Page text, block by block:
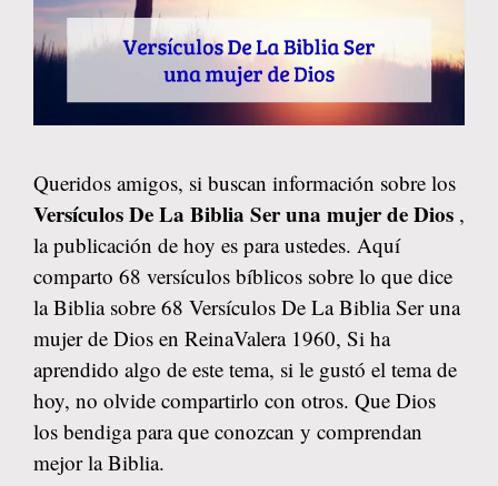
Queridos amigos, si buscan información sobre los
Versículos De La Biblia Ser una mujer de Dios ,
la publicación de hoy es para ustedes. Aquí
comparto 68 versículos bíblicos sobre lo que dice
la Biblia sobre 68 Versículos De La Biblia Ser una
mujer de Dios en ReinaValera 1960, Si ha
aprendido algo de este tema, si le gustó el tema de
hoy, no olvide compartirlo con otros. Que Dios
los bendiga para que conozcan y comprendan
mejor la Biblia.